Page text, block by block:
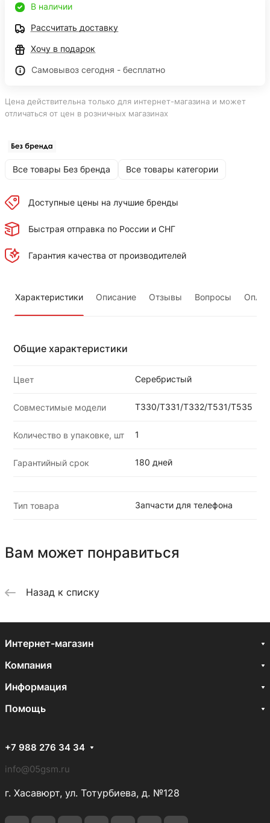
В наличии
Рассчитать доставку
Хочу в подарок
Самовывоз сегодня - бесплатно
Цена действительна только для интернет-магазина и может
отличаться от цен в розничных магазинах
Все товары Без бренда Все товары категории
Доступные цены на лучшие бренды
Быстрая отправка по России и СНГ
Гарантия качества от производителей
Характеристики Описание Отзывы Вопросы
Общие характеристики
Цвет Серебристый
Совместимые модели T330/T331/T332/T531/T535
Количество в упаковке, шт 1
Гарантийный срок 180 дней
Тип товара Запчасти для телефона
Вам может понравиться
Назад к списку
Интернет-магазин
Компания
Информация
Помощь
+7 988 276 34 34
info@05gsm.ru
г. Хасавюрт, ул. Тотурбиева, д. №128